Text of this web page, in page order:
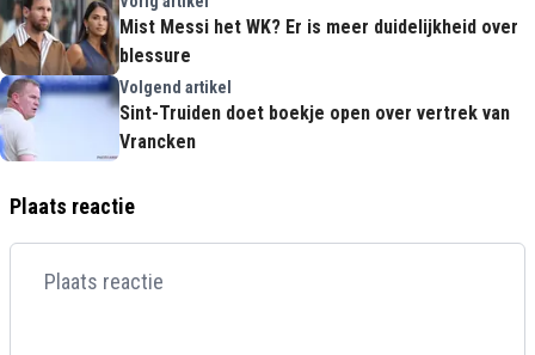
Mist Messi het WK? Er is meer duidelijkheid over
blessure
Volgend artikel
Sint-Truiden doet boekje open over vertrek van
Vrancken
Plaats reactie